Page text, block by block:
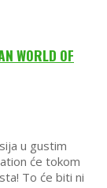
WORLD OF
u gustim
će tokom
To će biti ni